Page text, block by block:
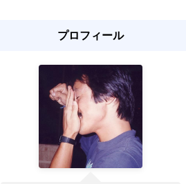
プロフィール